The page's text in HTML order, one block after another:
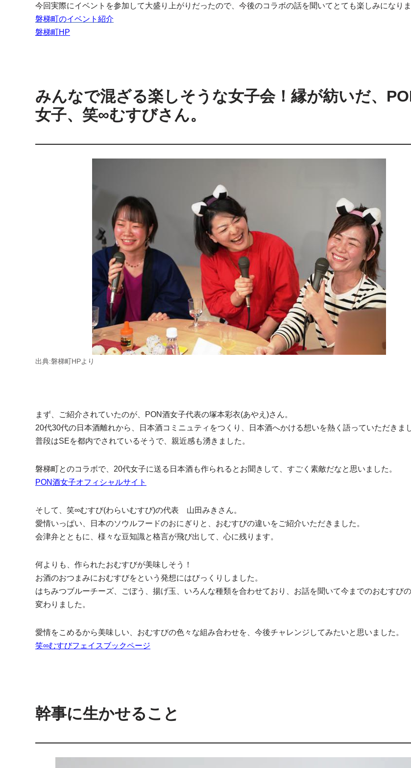
今回実際にイベントを参加して大盛り上がりだったので、今後のコラボの話を聞いてとても楽しみになりま
磐梯町のイベント紹介
磐梯町HP
みんなで混ざる楽しそうな女子会！縁が紡いだ、
女子、 笑∞むすびさん。
出典:磐梯町HPより
まず、ご紹介されていたのが、PON酒女子代表の塚本彩衣(あやえ)さん。
20代30代の日本酒離れから、日本酒コミニュティをつくり、日本酒へかける想いを熱く語っていただきま
普段はSEを都内でされているそうで、親近感も湧きました。
磐梯町とのコラボで、20代女子に送る日本酒も作られるとお聞きして、すごく素敵だなと思いました。
PON酒女子オフィシャルサイト
そして、笑∞むすび(わらいむすび)の代表 山田みきさん。
愛情いっぱい、日本のソウルフードのおにぎりと、おむすびの違いをご紹介いただきました。
会津弁とともに、様々な豆知識と格言が飛び出して、心に残ります。
何よりも、作られたおむすびが美味しそう！
お酒のおつまみにおむすびをという発想にはびっくりしました。
はちみつブルーチーズ、ごぼう、揚げ玉、いろんな種類を合わせており、お話を聞いて今までのおむすび
変わりました。
愛情をこめるから美味しい、おむすびの色々な組み合わせを、今後チャレンジしてみたいと思いました。
笑∞むすびフェイスブックページ
幹事に生かせること